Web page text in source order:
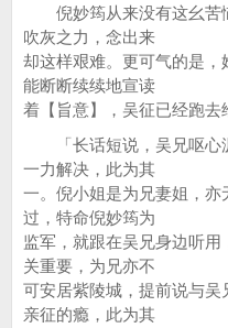
倪妙筠从来没有这幺苦
吹灰之力，念出来
却这样艰难。更可气的是
能断断续续地宣读
着【旨意】，吴征已经跑
「长话短说，吴兄呕心
一力解决，此为其
一。倪小姐是为兄妻姐，
过，特命倪妙筠为
监军，就跟在吴兄身边听
关重要，为兄亦不
可安居紫陵城，提前说与
亲征的瘾，此为其